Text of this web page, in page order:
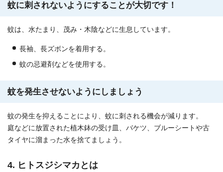
蚊に刺されないようにすることが大切です！
蚊は、水たまり、茂み・木陰などに生息しています。
長袖、長ズボンを着用する。
蚊の忌避剤などを使用する。
蚊を発生させないようにしましょう
蚊の発生を抑えることにより、蚊に刺される機会が減ります。
庭などに放置された植木鉢の受け皿、バケツ、ブルーシートや古
タイヤに溜まった水を捨てましょう。
4. ヒトスジシマカとは